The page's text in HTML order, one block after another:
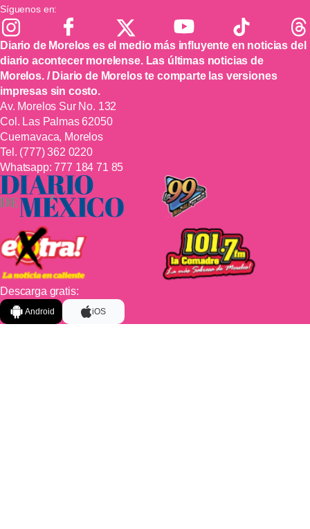
Síguenos en:
Diario de Morelos es el medio más influyente en noticias del
diario acontecer morelense. Las últimas noticias de
Morelos. / Diario de Morelos te comparte las versiones
impresas sin costo.
Av. Morelos Sur No. 132
Col. Las Palmas 62050
Cuernavaca, Morelos
Tel. (777) 362 0220
Whatsapp:777 184 71 85
Descarga gratis:
Android iOS